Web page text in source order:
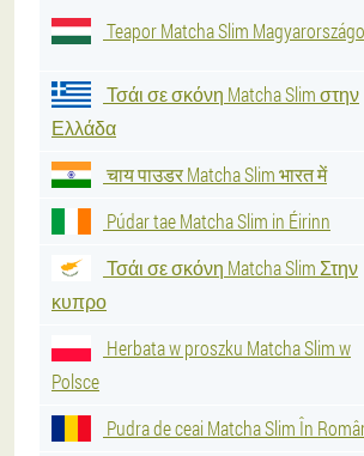
Teapor Matcha Slim
Τσάι σε σκόνη Matcha Slim στην
Ελλάδα
चाय पाउडर Matcha Slim भारत में
Púdar tae Matcha Slim in Éirinn
Τσάι σε σκόνη Matcha Slim Στην
κυπρο
Herbata w proszku Matcha Slim w
Polsce
Pudra de ceai Matcha Slim În